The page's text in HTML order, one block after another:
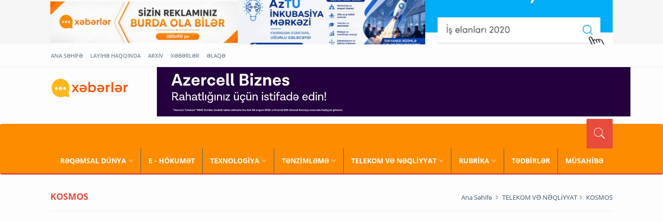
ANA SƏHİFƏ LAYİHƏ HAQQINDA ARXİV XƏBƏRLƏR ƏLAQƏ
RƏQƏMSAL DÜNYA E - HÖKUMƏT TEXNOLOGİYA TƏNZİMLƏMƏ TELEKOM VƏ NƏQLİYYAT RUBRİKA TƏDBİRLƏR MÜSAHİBƏ
KOSMOS Ana Səhifə TELEKOM VƏ NƏQLİYYAT KOSMOS